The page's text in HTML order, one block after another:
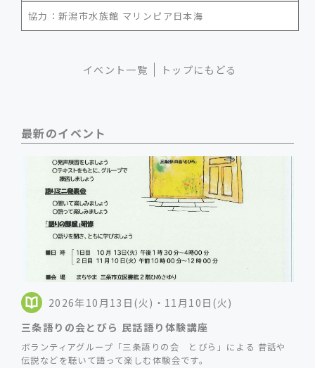
協力：新潟市水族館 マリンピア日本海
イベント一覧 トップにもどる
最新のイベント
2026年10月13日(火)・11月10日(火)
三条語りの会とびら 民話語り体験講座
ボランティアグループ「三条語りの会 とびら」による 昔話や
伝説などを聴いて語って楽しむ体験会です。